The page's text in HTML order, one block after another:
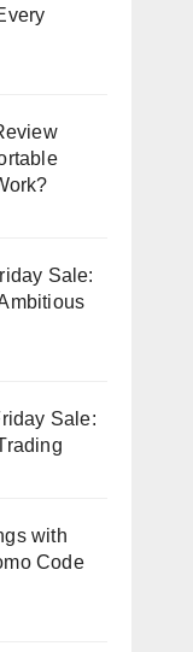
Sale:
Sale:
with
Code